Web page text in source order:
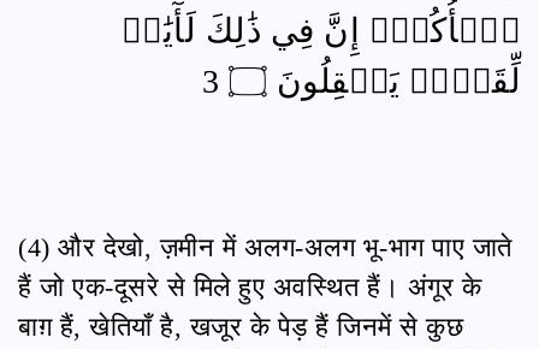
ٱلۡأُكُلِۚ إِنَّ فِي ذَٰلِكَ لَأٓيَٰتٖ
لِّقَوۡمٖ يَعۡقِلُونَ ۝ 3
(4) और देखो, ज़मीन में अलग-अलग भू-भाग पाए जाते
हैं जो एक-दूसरे से मिले हुए अवस्थित हैं। अंगूर के
बाग़ हैं, खेतियाँ है, खजूर के पेड़ हैं जिनमें से कुछ